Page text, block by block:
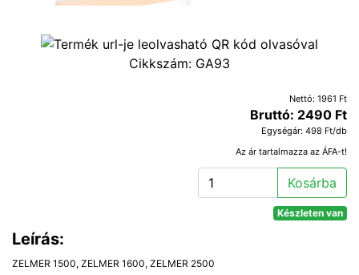
Cikkszám: GA93
Nettó: 1961 Ft
Bruttó: 2490 Ft
Egységár: 498 Ft/db
Az ár tartalmazza az ÁFA-t!
Kosárba
Készleten van
Leírás:
ZELMER 1500, ZELMER 1600, ZELMER 2500